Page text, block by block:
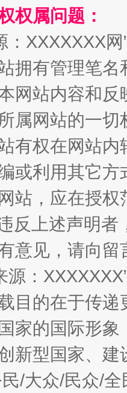
” 如何以
权属问题：
：XXXXXXX
拥有管理笔
网站内容和
属网站的一
有权在网站
或利用其它
站，应在授
反上述声明
意见，请向
源：
目的在于传
家的国际形
新型国家、
/大众/民众/